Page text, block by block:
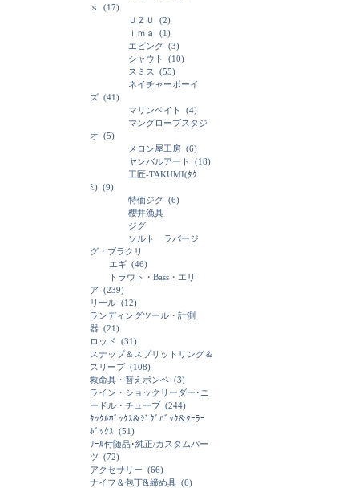
ｓ
(17)
ＵＺＵ
(2)
ｉｍａ
(1)
エビング (3)
シャウト
(10)
スミス
(55)
ネイチャーボーイ
ズ (41)
マリンベイト
(4)
マングローブスタジ
オ (5)
メロン屋工房 (6)
ヤンバルアート
(18)
工匠-TAKUMI(ﾀｸ
ﾐ) (9)
特価ジグ (6)
櫻井漁具
ジグ
ソルト ラバージ
グ・ブラクリ
エギ (46)
トラウト・Bass・エリ
ア (239)
リール (12)
ランディングツール・計測
器 (21)
ロッド (31)
スナップ＆スプリットリング＆
スリーブ (108)
救命具・替えボンベ (3)
ライン・ショックリーダー･ニ
ードル・チューブ (244)
ﾀｯｸﾙﾎﾞｯｸｽ&ｼﾞｸﾞﾊﾞｯｸ&ｸｰﾗｰ
ﾎﾞｯｸｽ (51)
ﾘｰﾙ付随品･純正/カスタムパー
ツ (72)
アクセサリー (66)
ナイフ＆包丁&締め具 (6)